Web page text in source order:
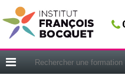
Fermer
ACCUEIL
CERIFICATIONS